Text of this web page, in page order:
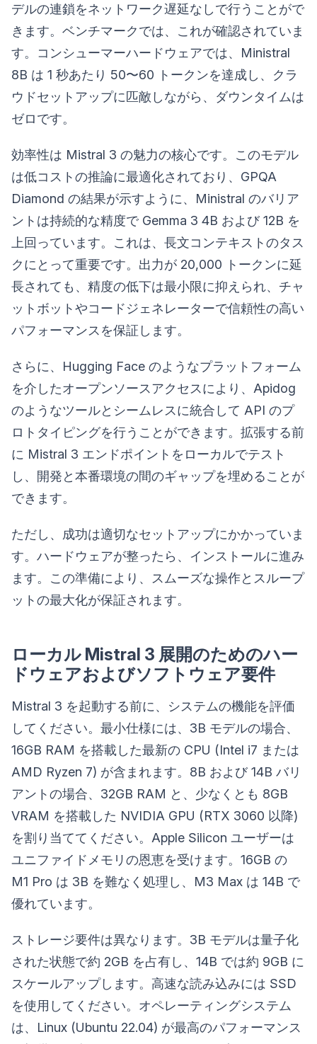
デルの連鎖をネットワーク遅延なしで行うことがで
きます。ベンチマークでは、これが確認されていま
す。コンシューマーハードウェアでは、Ministral
8B は 1 秒あたり 50〜60 トークンを達成し、クラ
ウドセットアップに匹敵しながら、ダウンタイムは
ゼロです。
効率性は Mistral 3 の魅力の核心です。このモデル
は低コストの推論に最適化されており、GPQA
Diamond の結果が示すように、Ministral のバリア
ントは持続的な精度で Gemma 3 4B および 12B を
上回っています。これは、長文コンテキストのタス
クにとって重要です。出力が 20,000 トークンに延
長されても、精度の低下は最小限に抑えられ、チャ
ットボットやコードジェネレーターで信頼性の高い
パフォーマンスを保証します。
さらに、Hugging Face のようなプラットフォーム
を介したオープンソースアクセスにより、Apidog
のようなツールとシームレスに統合して API のプ
ロトタイピングを行うことができます。拡張する前
に Mistral 3 エンドポイントをローカルでテスト
し、開発と本番環境の間のギャップを埋めることが
できます。
ただし、成功は適切なセットアップにかかっていま
す。ハードウェアが整ったら、インストールに進み
ます。この準備により、スムーズな操作とスループ
ットの最大化が保証されます。
ローカル Mistral 3 展開のためのハー
ドウェアおよびソフトウェア要件
Mistral 3 を起動する前に、システムの機能を評価
してください。最小仕様には、3B モデルの場合、
16GB RAM を搭載した最新の CPU (Intel i7 または
AMD Ryzen 7) が含まれます。8B および 14B バリ
アントの場合、32GB RAM と、少なくとも 8GB
VRAM を搭載した NVIDIA GPU (RTX 3060 以降)
を割り当ててください。Apple Silicon ユーザーは
ユニファイドメモリの恩恵を受けます。16GB の
M1 Pro は 3B を難なく処理し、M3 Max は 14B で
優れています。
ストレージ要件は異なります。3B モデルは量子化
された状態で約 2GB を占有し、14B では約 9GB に
スケールアップします。高速な読み込みには SSD
を使用してください。オペレーティングシステム
は、Linux (Ubuntu 22.04) が最高のパフォーマンス